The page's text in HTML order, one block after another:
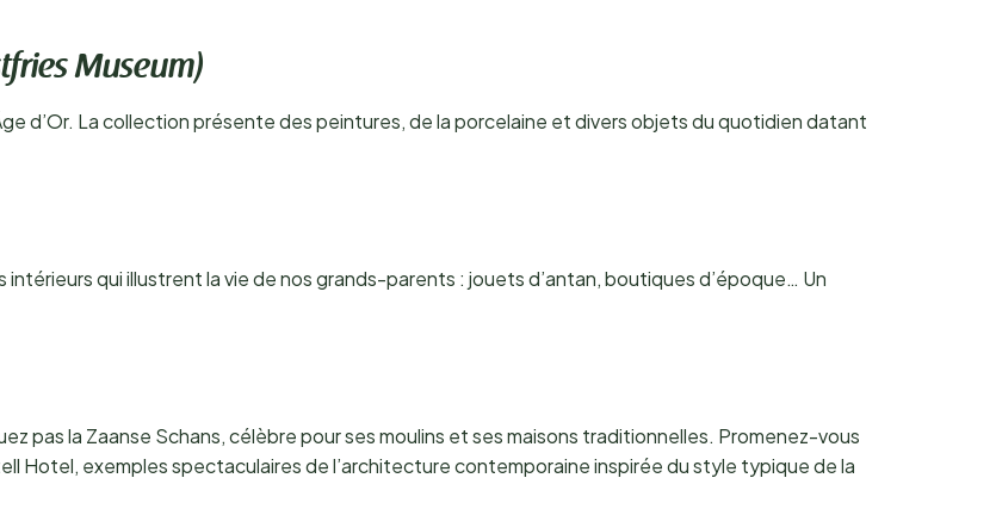
Museum)
d’Or. La collection présente des peintures, de la porcelaine et divers objets du quotidien datant
qui illustrent la vie de nos grands-parents : jouets d’antan, boutiques d’époque… Un
pas la Zaanse Schans, célèbre pour ses moulins et ses maisons traditionnelles. Promenez-vous
Hotel, exemples spectaculaires de l’architecture contemporaine inspirée du style typique de la